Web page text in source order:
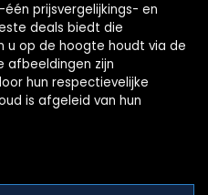
prijsvergelijkings- en
deals biedt die
u op de hoogte houdt via de
afbeeldingen zijn
hun respectievelijke
is afgeleid van hun